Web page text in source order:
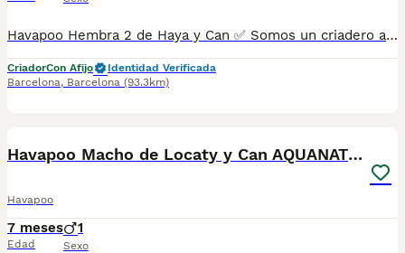
Havapoo Hembra 2 de Haya y Can ✅ Somos un criadero autorizado y certificado por la Generalitat de Catalunya bajo el número de Núcleo Zoológico G25/00314. PARA MÁS INFORMACIÓN: ☎️ 933095977 📱 685878504 / 674320847 💻 Más fotos y vídeos en nuestra web www.aquanatura.es 🚙 Hacemos envíos 📌 Calle Roger de Flor 45, muy cerca del Arc de Triomf de Barcelona, de Lunes a Sábados. Se entregan con sus vacunas, desparasitados interna y externamente, con microchip y su registro, cartilla sanitaria y contrato de garantías, documentación legal y factura. AQUANATURA
CriadorCon Afijo
Identidad Verificada
Barcelona, Barcelona (93.3km)
Havapoo Macho de Locaty y Can AQUANATURA
Havapoo
7 meses
Edad
1
Sexo